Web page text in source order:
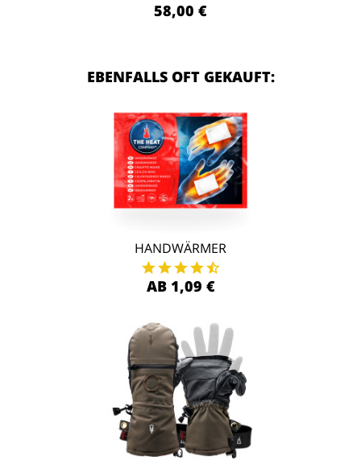
58,00 €
EBENFALLS OFT GEKAUFT:
HANDWÄRMER
AB 1,09 €